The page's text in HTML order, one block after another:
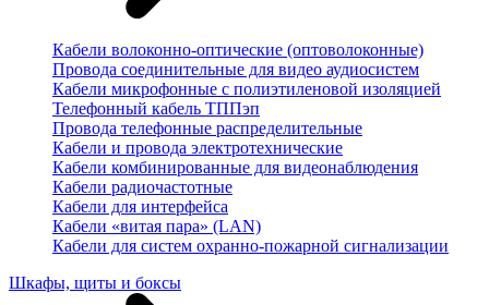
Кабели волоконно-оптические (оптоволоконные)
Провода соединительные для видео аудиосистем
Кабели микрофонные с полиэтиленовой изоляцией
Телефонный кабель ТППэп
Провода телефонные распределительные
Кабели и провода электротехнические
Кабели комбинированные для видеонаблюдения
Кабели радиочастотные
Кабели для интерфейса
Кабели «витая пара» (LAN)
Кабели для систем охранно-пожарной сигнализации
Шкафы, щиты и боксы